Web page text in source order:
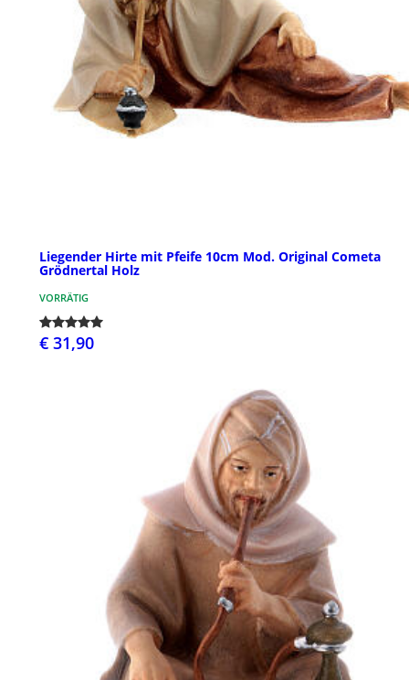
Liegender Hirte mit Pfeife 10cm Mod. Original Cometa
Grödnertal Holz
VORRÄTIG
€ 31,90